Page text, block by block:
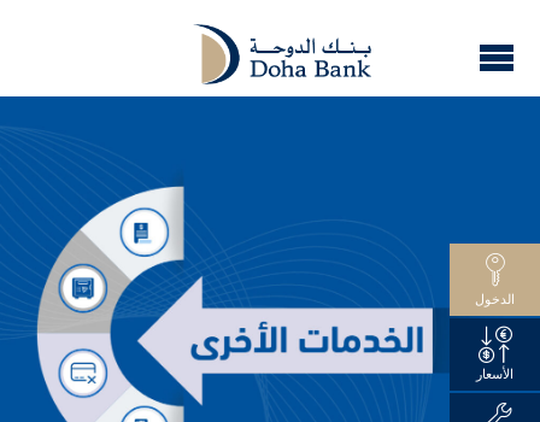
الدخول
الأسعار